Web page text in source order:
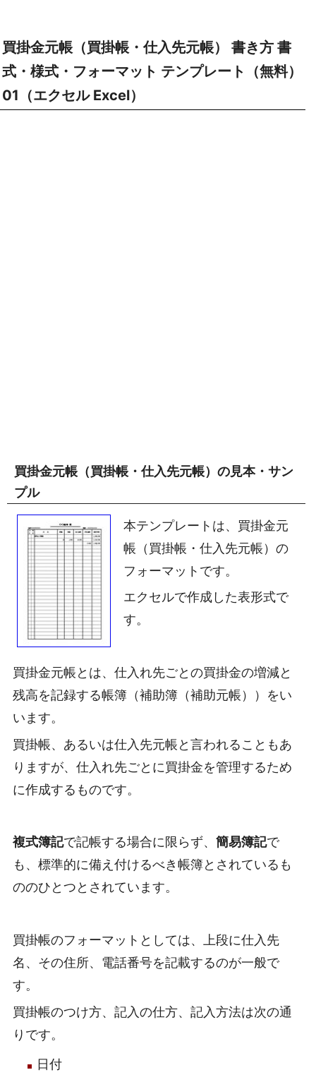
買掛金元帳（買掛帳・仕入先元帳） 書き方 書
式・様式・フォーマット テンプレート（無料）
01（エクセル Excel）
買掛金元帳（買掛帳・仕入先元帳）の見本・サン
プル
本テンプレートは、買掛金元
帳（買掛帳・仕入先元帳）の
フォーマットです。
エクセルで作成した表形式で
す。
買掛金元帳とは、仕入れ先ごとの買掛金の増減と
残高を記録する帳簿（補助簿（補助元帳））をい
います。
買掛帳、あるいは仕入先元帳と言われることもあ
りますが、仕入れ先ごとに買掛金を管理するため
に作成するものです。
複式簿記で記帳する場合に限らず、 簡易簿記で
も、標準的に備え付けるべき帳簿とされているも
ののひとつとされています。
買掛帳のフォーマットとしては、上段に仕入先
名、その住所、電話番号を記載するのが一般で
す。
買掛帳のつけ方、記入の仕方、記入方法は次の通
りです。
日付